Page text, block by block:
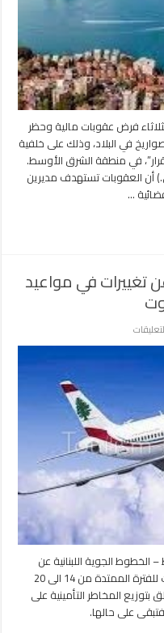
فرض عقوبات مالية وحظر
في البلاد، وذلك على خلفية
في منطقة الشرق الأوسط.
أن العقوبات تستهدف مديرين
…
تغييرات في مواعيد
طيران
الشرق
عن
تغييرات
في
مواعيد
اقلاع
ووصول
رحلاتها
بيروت
مغلقة
الجوية اللبنانية عن
تعديل مواعيد بعض رحلاتها من والى بيروت للفترة الممتدة من 14 الى 20
تتعلق بتوزيع المخاطر التأمينية على
فتبقى على حالها.